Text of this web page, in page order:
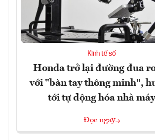
Kinh tế số
Honda trở lại đường đua
với "bàn tay thông minh",
tới tự động hóa nhà
Đọc ngay